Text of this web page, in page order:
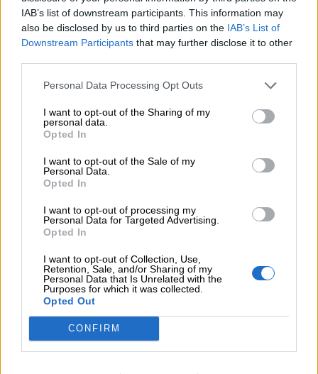
IAB’s list of downstream participants. This information may
also be disclosed by us to third parties on the IAB’s List of
Downstream Participants that may further disclose it to other
Personal Data Processing Opt Outs
I want to opt-out of the Sharing of my
personal data.
Opted In
I want to opt-out of the Sale of my
Personal Data.
Opted In
I want to opt-out of processing my
Personal Data for Targeted Advertising.
Opted In
I want to opt-out of Collection, Use,
Retention, Sale, and/or Sharing of my
Personal Data that Is Unrelated with the
Purposes for which it was collected.
Opted Out
CONFIRM
Randy Schekman, Νομπελίστας Ιατρικής: «Σε πέντε χρόνια
μπορεί να έχουμε θεραπεία που αναστέλλει την εξέλιξη του
Ε.Ε και παράνομη μετανάστευση: προτάσεις και δράσεις με
05.08.2026 - 12:11
Αντώνης Βουκλαρής - «ΕΡΡΙΚΟΣ ΝΤΥΝΑΝ»
05.08.2026 - 11:30
Η νέα εποχή στην εκπαίδευση των ασφαλιστικών
05.08.2026 - 10:50
«Τουρισμός για όλους 2026-2027»